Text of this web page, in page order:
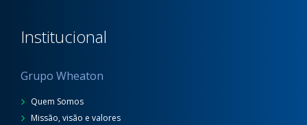
Institucional
Grupo Wheaton
Quem Somos
Missão, visão e valores